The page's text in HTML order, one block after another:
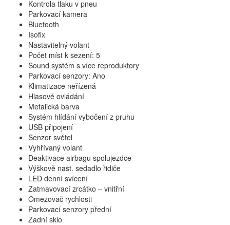
Kontrola tlaku v pneu
Parkovací kamera
Bluetooth
Isofix
Nastavitelný volant
Počet míst k sezení: 5
Sound systém s více reproduktory
Parkovací senzory: Ano
Klimatizace neřízená
Hlasové ovládání
Metalická barva
Systém hlídání vybočení z pruhu
USB připojení
Senzor světel
Vyhřívaný volant
Deaktivace airbagu spolujezdce
Výškově nast. sedadlo řidiče
LED denní svícení
Zatmavovací zrcátko – vnitřní
Omezovač rychlosti
Parkovací senzory přední
Zadní sklo